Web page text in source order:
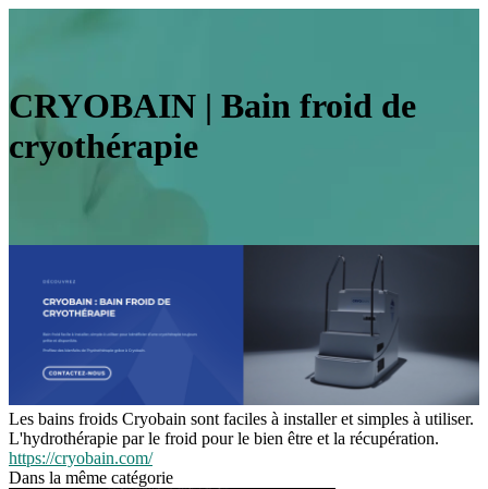
CRYOBAIN | Bain froid de
cryothérapie
Les bains froids Cryobain sont faciles à installer et simples à utiliser.
L'hydrothérapie par le froid pour le bien être et la récupération.
https://cryobain.com/
Dans la même catégorie